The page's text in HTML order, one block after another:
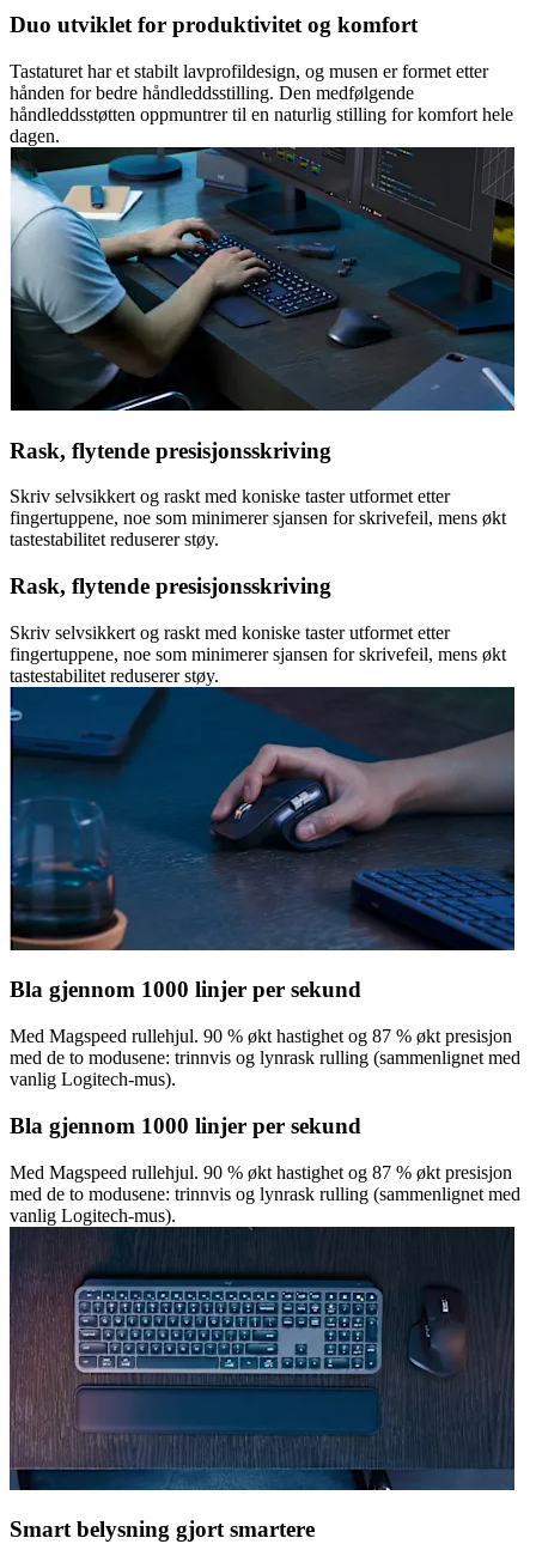
Duo utviklet for produktivitet og komfort
Tastaturet har et stabilt lavprofildesign, og musen er formet etter
hånden for bedre håndleddsstilling. Den medfølgende
håndleddsstøtten oppmuntrer til en naturlig stilling for komfort hele
dagen.
Rask, flytende presisjonsskriving
Skriv selvsikkert og raskt med koniske taster utformet etter
fingertuppene, noe som minimerer sjansen for skrivefeil, mens økt
tastestabilitet reduserer støy.
Rask, flytende presisjonsskriving
Skriv selvsikkert og raskt med koniske taster utformet etter
fingertuppene, noe som minimerer sjansen for skrivefeil, mens økt
tastestabilitet reduserer støy.
Bla gjennom 1000 linjer per sekund
Med Magspeed rullehjul. 90 % økt hastighet og 87 % økt presisjon
med de to modusene: trinnvis og lynrask rulling (sammenlignet med
vanlig Logitech-mus).
Bla gjennom 1000 linjer per sekund
Med Magspeed rullehjul. 90 % økt hastighet og 87 % økt presisjon
med de to modusene: trinnvis og lynrask rulling (sammenlignet med
vanlig Logitech-mus).
Smart belysning gjort smartere